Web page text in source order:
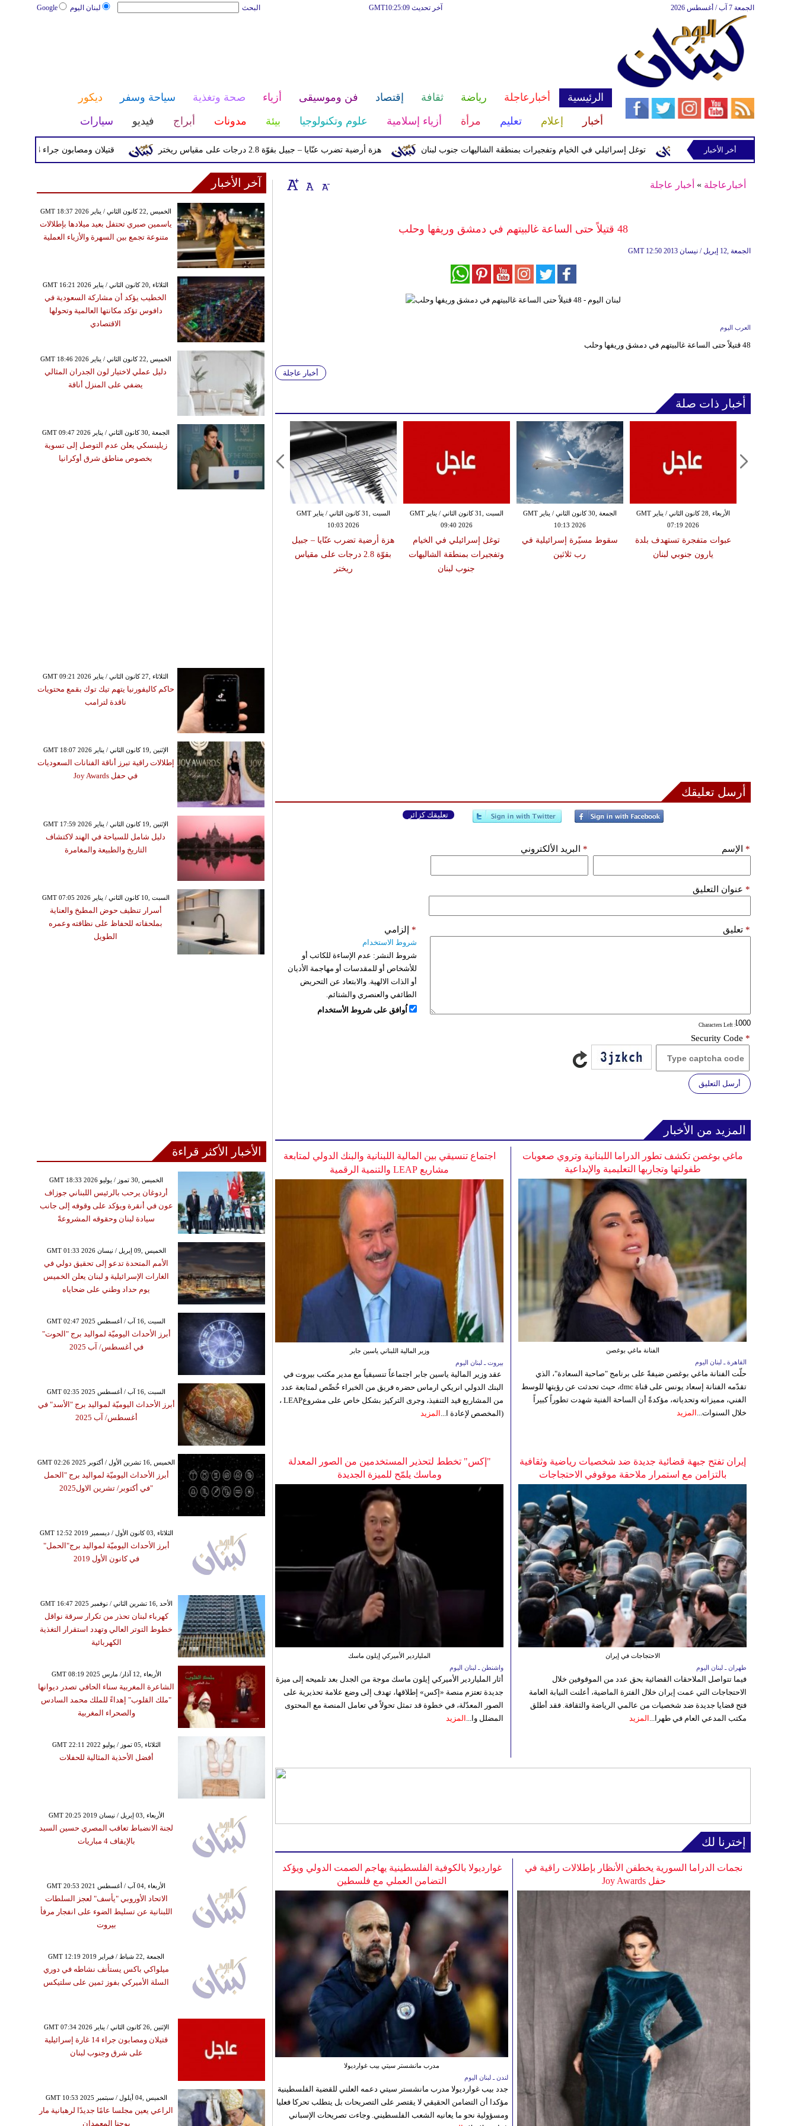
لبنان اليوم Google البحث آخر تحديث GMT10:25:09 الجمعة 7 آب / أغسطس 2026
الرئيسية أخبارعاجلة رياضة ثقافة إقتصاد فن وموسيقى أزياء صحة وتغذية سياحة وسفر
ديكور
أخبار
إعلام تعليم مرأة أزياء إسلامية علوم وتكنولوجيا بيئة مدونات أبراج فيديو سيارات
قتيلان ومصابون جراء 14 غارة إسرائيلية على شرق وجنوب لبنان هزة أرضية تضرب عنّايا – جبيل بقوّة 2.8 درجات على مقياس ريختر توغل إسرائيلي في الخيام وتفجيرات بمنطقة الشاليهات جنوب لبنان في رب ثلاثين
أخر الأخبار
أخبارعاجلة » أخبار عاجلة
48 قتيلاً حتى الساعة غالبيتهم في دمشق وريفها وحلب
GMT 12:50 2013 الجمعة ,12 إبريل / نيسان
العرب اليوم
48 قتيلاً حتى الساعة غالبيتهم في دمشق وريفها وحلب
أخبار عاجلة
أخبار ذات صلة
السبت ,31 كانون الثاني / يناير GMT
10:03 2026
هزة أرضية تضرب عنّايا – جبيل
بقوّة 2.8 درجات على مقياس
ريختر
السبت ,31 كانون الثاني / يناير GMT
09:40 2026
توغل إسرائيلي في الخيام
وتفجيرات بمنطقة الشاليهات
جنوب لبنان
الجمعة ,30 كانون الثاني / يناير GMT
10:13 2026
سقوط مسيّرة إسرائيلية في
رب ثلاثين
الأربعاء ,28 كانون الثاني / يناير GMT
07:19 2026
عبوات متفجرة تستهدف بلدة
يارون جنوبي لبنان
أرسل تعليقك
تعليقك كزائر
الإسم * البريد الألكتروني *
عنوان التعليق *
تعليق *
: Characters Left
إلزامي *
شروط الاستخدام
شروط النشر: عدم الإساءة للكاتب أو
للأشخاص أو للمقدسات أو مهاجمة الأديان
أو الذات الالهية. والابتعاد عن التحريض
الطائفي والعنصري والشتائم.
اُوافق على شروط الأستخدام
Security Code *
أرسل التعليق
المزيد من الأخبار
اجتماع تنسيقي بين المالية اللبنانية والبنك الدولي لمتابعة
مشاريع LEAP والتنمية الرقمية
وزير المالية اللبناني ياسين جابر
بيروت ـ لبنان اليوم
عقد وزير المالية ياسين جابر اجتماعاً تنسيقياً مع مدير مكتب بيروت في
البنك الدولي انريكي ارماس حضره فريق من الخبراء خُصِّص لمتابعة عدد
من المشاريع قيد التنفيذ، وجرى التركيز بشكل خاص على مشروعLEAP ،
(المخصص لإعادة ا... المزيد
ماغي بوغصن تكشف تطور الدراما اللبنانية وتروي صعوبات
طفولتها وتجاربها التعليمية والإبداعية
الفنانة ماغي بوغصن
القاهرة ـ لبنان اليوم
حلّت الفنانة ماغي بوغصن ضيفةً على برنامج "صاحبة السعادة"، الذي
تقدّمه الفنانة إسعاد يونس على قناة dmc، حيث تحدثت عن رؤيتها للوسط
الفني، مميزاته وتحدياته، مؤكدةً أن الساحة الفنية شهدت تطوراً كبيراً
خلال السنوات... المزيد
"إكس" تخطط لتحذير المستخدمين من الصور المعدلة
وماسك يلمّح للميزة الجديدة
الملياردير الأميركي إيلون ماسك
واشنطن ـ لبنان اليوم
أثار الملياردير الأميركي إيلون ماسك موجة من الجدل بعد تلميحه إلى ميزة
جديدة تعتزم منصة «إكس» إطلاقها، تهدف إلى وضع علامة تحذيرية على
الصور المعدّلة، في خطوة قد تمثل تحولاً في تعامل المنصة مع المحتوى
المضلل وا... المزيد
إيران تفتح جبهة قضائية جديدة ضد شخصيات رياضية وثقافية
بالتزامن مع استمرار ملاحقة موقوفي الاحتجاجات
الاحتجاجات في إيران
طهران ـ لبنان اليوم
فيما تتواصل الملاحقات القضائية بحق عدد من الموقوفين خلال
الاحتجاجات التي عمت إيران خلال الفترة الماضية، أعلنت النيابة العامة
فتح قضايا جديدة ضد شخصيات من عالمي الرياضة والثقافة. فقد أطلق
مكتب المدعي العام في طهرا... المزيد
إخترنا لك
غوارديولا بالكوفية الفلسطينية يهاجم الصمت الدولي ويؤكد
التضامن العملي مع فلسطين
مدرب مانشستر سيتي بيب غوارديولا
لندن ـ لبنان اليوم
جدد بيب غوارديولا مدرب مانشستر سيتي دعمه العلني للقضية الفلسطينية
مؤكدا أن التضامن الحقيقي لا يقتصر على التصريحات بل يتطلب تحركا فعليا
ومسؤولية نحو ما يعانيه الشعب الفلسطيني. وجاءت تصريحات الإسباني
نجمات الدراما السورية يخطفن الأنظار بإطلالات راقية في
حفل Joy Awards
آخر الأخبار
GMT 18:37 2026 الخميس ,22 كانون الثاني / يناير
ياسمين صبري تحتفل بعيد ميلادها بإطلالات
متنوعة تجمع بين السهرة والأزياء العملية
GMT 16:21 2026 الثلاثاء ,20 كانون الثاني / يناير
الخطيب يؤكد أن مشاركة السعودية في
دافوس تؤكد مكانتها العالمية وتحولها
الاقتصادي
GMT 18:46 2026 الخميس ,22 كانون الثاني / يناير
دليل عملي لاختيار لون الجدران المثالي
يضفي على المنزل أناقة
GMT 09:47 2026 الجمعة ,30 كانون الثاني / يناير
زيلينسكي يعلن عدم التوصل إلى تسوية
بخصوص مناطق شرق أوكرانيا
GMT 09:21 2026 الثلاثاء ,27 كانون الثاني / يناير
حاكم كاليفورنيا يتهم تيك توك بقمع محتويات
ناقدة لترامب
GMT 18:07 2026 الإثنين ,19 كانون الثاني / يناير
إطلالات راقية تبرز أناقة الفنانات السعوديات
في حفل Joy Awards
GMT 17:59 2026 الإثنين ,19 كانون الثاني / يناير
دليل شامل للسياحة في الهند لاكتشاف
التاريخ والطبيعة والمغامرة
GMT 07:05 2026 السبت ,10 كانون الثاني / يناير
أسرار تنظيف حوض المطبخ والعناية
بملحقاته للحفاظ على نظافته وعمره
الطويل
الأخبار الأكثر قراءة
GMT 18:33 2026 الخميس ,30 تموز / يوليو
أردوغان يرحب بالرئيس اللبناني جوزاف
عون في أنقرة ويؤكد على وقوفه إلى جانب
سيادة لبنان وحقوقه المشروعةً
GMT 01:33 2026 الخميس ,09 إبريل / نيسان
الأمم المتحدة تدعو إلى تحقيق دولي في
الغارات الإسرائيلية و لبنان يعلن الخميس
يوم حداد وطني على ضحاياه
GMT 02:47 2025 السبت ,16 آب / أغسطس
أبرز الأحداث اليوميّة لمواليد برج "الحوت"
في أغسطس/ آب 2025
GMT 02:35 2025 السبت ,16 آب / أغسطس
أبرز الأحداث اليوميّة لمواليد برج "الأسد" في
أغسطس/ آب 2025
GMT 02:26 2025 الخميس ,16 تشرين الأول / أكتوبر
أبرز الأحداث اليوميّة لمواليد برج "الحمل
"في أكتوبر/ تشرين الاول2025
GMT 12:52 2019 الثلاثاء ,03 كانون الأول / ديسمبر
أبرز الأحداث اليوميّة لمواليد برج"الحمل"
في كانون الأول 2019
GMT 16:47 2025 الأحد ,16 تشرين الثاني / نوفمبر
كهرباء لبنان تحذر من تكرار سرقة نواقل
خطوط التوتر العالي وتهدد استقرار التغذية
الكهربائية
GMT 08:19 2025 الأربعاء ,12 آذار/ مارس
الشاعرة المغربية سناء الحافي تصدر ديوانها
"ملك القلوب" إهداءً للملك محمد السادس
والصحراء المغربية
GMT 22:11 2022 الثلاثاء ,05 تموز / يوليو
أفضل الأحذية المثالية للحفلات
GMT 20:25 2019 الأربعاء ,03 إبريل / نيسان
لجنة الانضباط تعاقب المصري حسين السيد
بالإيقاف 4 مباريات
GMT 20:53 2021 الأربعاء ,04 آب / أغسطس
الاتحاد الأوروبي "يأسف" لعجز السلطات
اللبنانية عن تسليط الضوء على انفجار مرفأ
بيروت
GMT 12:19 2019 الجمعة ,22 شباط / فبراير
ميلواكي باكس يستأنف نشاطه في دوري
السلة الأميركي بفوز ثمين على سلتيكس
GMT 07:34 2026 الإثنين ,26 كانون الثاني / يناير
قتيلان ومصابون جراء 14 غارة إسرائيلية
على شرق وجنوب لبنان
GMT 10:53 2025 الخميس ,04 أيلول / سبتمبر
الراعي يعين مجلسا عامًا جديدًا لرهبانية مار
يوحنا المعمدان